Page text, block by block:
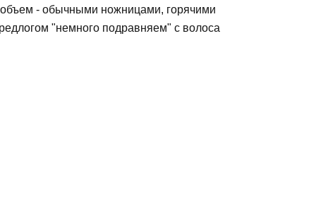
объем - обычными ножницами, горячими
"немного подравняем" с волоса